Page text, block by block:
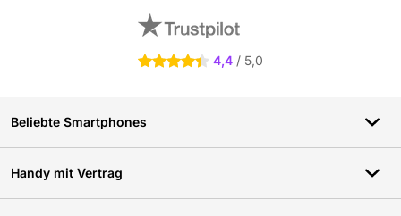
4.4 Sterne 4,4 / 5,0
Beliebte Smartphones
Handy mit Vertrag